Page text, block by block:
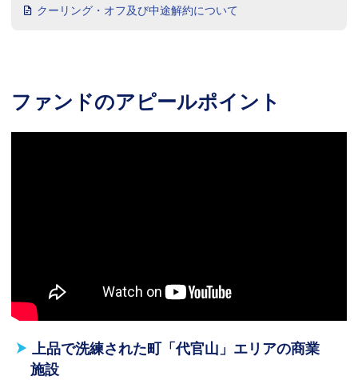
クーリング・オフ及び中途解約について
ファンドのアピールポイント
上品で洗練された町「代官山」エリアの商業
施設